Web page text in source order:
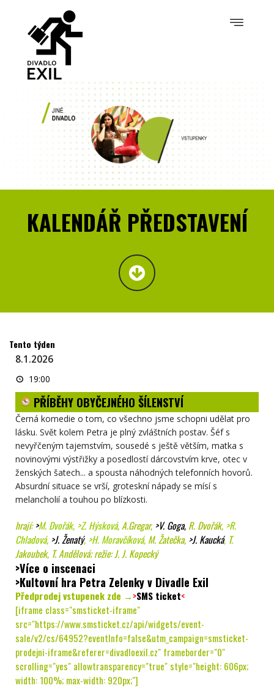
KALENDÁŘ PŘEDSTAVENÍ
Tento týden
8.1.2026
PŘÍBĚHY
OBYČEJNÉHO
ŠÍLENSTVÍ
19:00
PŘÍBĚHY OBYČEJNÉHO ŠÍLENSTVÍ
Černá komedie o tom, co všechno jsme schopni udělat pro
lásku. Svět kolem Petra je plný zvláštních postav. Šéf s
nevyřčeným tajemstvím, sousedé s ještě větším, matka s
novinovými výstřižky a posedlostí dárcovstvím krve, otec v
ženských šatech... a spousta náhodných telefonních hovorů.
Absurdní situace se vrší, groteskní nápady se mísí s
melancholií a touhou po blízkosti.
hrají:>M. Dvořák, >Z. Hýsková, A.Gregar, >V. Goga, R. Dvořák, >R.
Chladová, >J. Ženatý, >H. Moravčíková, M. Žatečka, >J. Kaucká, T.
Jakoubek, T. Andělová; režie: J. J. Kopecký
>Více o inscenaci
>Kultovní hra Petra Zelenky v Divadle Exil
Předprodej vstupenek zde →>SMS ticket<
[iframe class="smsticket-iframe"
src="https://www.smsticket.cz/api/widgets/event-
sale/v2/cs/64952?eventInfo=false&utm_campaign=smsticket-
prodejni-iframe&referer=divadloexil.cz" frameborder="0"
scrolling="yes" allowtransparency="true" style="height: 606px;
width: 100%; max-width: 920px;"]